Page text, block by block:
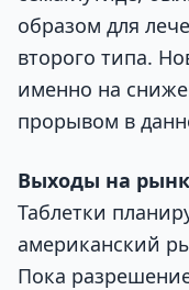
образом для
второго типа.
именно на
прорывом в
Выходы на
Таблетки
американский
Пока